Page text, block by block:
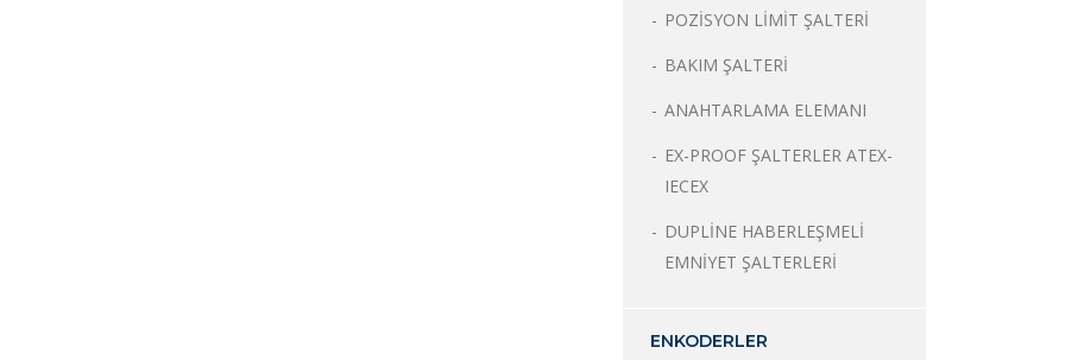
POZİSYON LİMİT ŞALTERİ
BAKIM ŞALTERİ
ANAHTARLAMA ELEMANI
EX-PROOF ŞALTERLER ATEX-
IECEX
DUPLİNE HABERLEŞMELİ
EMNİYET ŞALTERLERİ
ENKODERLER